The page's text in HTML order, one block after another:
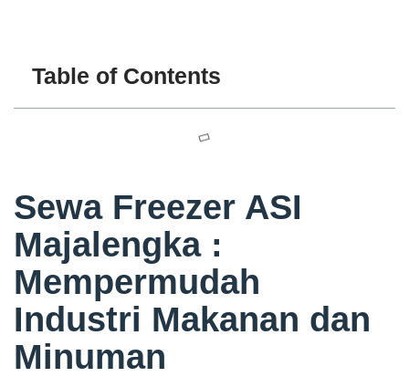
Table of Contents
Sewa Freezer ASI
Majalengka :
Mempermudah
Industri Makanan dan
Minuman